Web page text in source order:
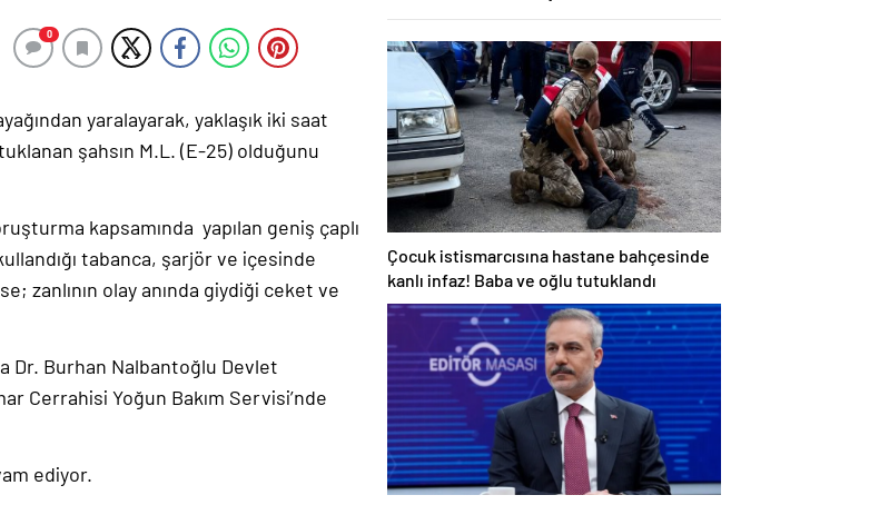
0
yaralayarak, yaklaşık iki saat
şahsın M.L. (E-25) olduğunu
kapsamında yapılan geniş çaplı
tabanca, şarjör ve içesinde
zanlının olay anında giydiği ceket ve
Dr. Burhan Nalbantoğlu Devlet
Cerrahisi Yoğun Bakım Servisi’nde
ediyor.
Çocuk istismarcısına hastane bahçesinde
kanlı infaz! Baba ve oğlu tutuklandı